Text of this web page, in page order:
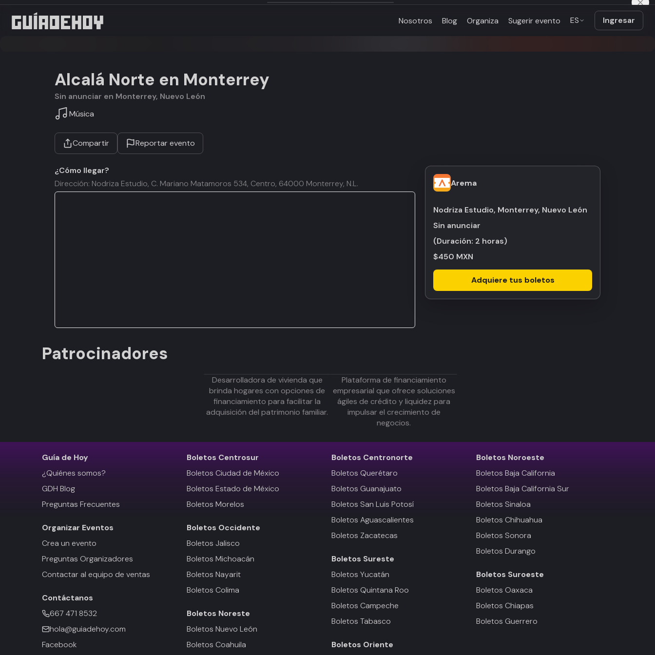
Nosotros Blog Organiza Sugerir evento ES Ingresar
Alcalá Norte en Monterrey
Sin anunciar en Monterrey, Nuevo León
Música
Compartir Reportar evento
Arema
Nodriza Estudio, Monterrey, Nuevo León
Sin anunciar
(Duración: 2 horas)
$450 MXN
Adquiere tus boletos
¿Cómo llegar?
Dirección: Nodriza Estudio, C. Mariano Matamoros 534, Centro, 64000 Monterrey, N.L.
Patrocinadores
Desarrolladora de vivienda que
brinda hogares con opciones de
financiamiento para facilitar la
adquisición del patrimonio familiar.
Plataforma de financiamiento
empresarial que ofrece soluciones
ágiles de crédito y liquidez para
impulsar el crecimiento de
negocios.
Guía de Hoy
¿Quiénes somos?
GDH Blog
Preguntas Frecuentes
Organizar Eventos
Crea un evento
Preguntas Organizadores
Contactar al equipo de ventas
Contáctanos
667 471 8532
hola@guiadehoy.com
Facebook
Boletos Centrosur
Boletos Ciudad de México
Boletos Estado de México
Boletos Morelos
Boletos Occidente
Boletos Jalisco
Boletos Michoacán
Boletos Nayarit
Boletos Colima
Boletos Noreste
Boletos Nuevo León
Boletos Coahuila
Boletos Centronorte
Boletos Querétaro
Boletos Guanajuato
Boletos San Luis Potosí
Boletos Aguascalientes
Boletos Zacatecas
Boletos Sureste
Boletos Yucatán
Boletos Quintana Roo
Boletos Campeche
Boletos Tabasco
Boletos Oriente
Boletos Noroeste
Boletos Baja California
Boletos Baja California Sur
Boletos Sinaloa
Boletos Chihuahua
Boletos Sonora
Boletos Durango
Boletos Suroeste
Boletos Oaxaca
Boletos Chiapas
Boletos Guerrero